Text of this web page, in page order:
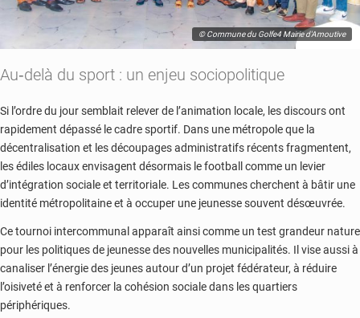
© Commune du Golfe4 Mairie d'Amoutive
Au‑delà du sport : un enjeu sociopolitique
Si l’ordre du jour semblait relever de l’animation locale, les discours ont
rapidement dépassé le cadre sportif. Dans une métropole que la
décentralisation et les découpages administratifs récents fragmentent,
les édiles locaux envisagent désormais le football comme un levier
d’intégration sociale et territoriale. Les communes cherchent à bâtir une
identité métropolitaine et à occuper une jeunesse souvent désœuvrée.
Ce tournoi intercommunal apparaît ainsi comme un test grandeur nature
pour les politiques de jeunesse des nouvelles municipalités. Il vise aussi à
canaliser l’énergie des jeunes autour d’un projet fédérateur, à réduire
l’oisiveté et à renforcer la cohésion sociale dans les quartiers
périphériques.